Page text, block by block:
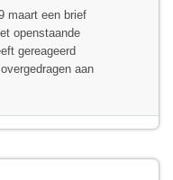
maart een brief
openstaande
gereageerd
aan